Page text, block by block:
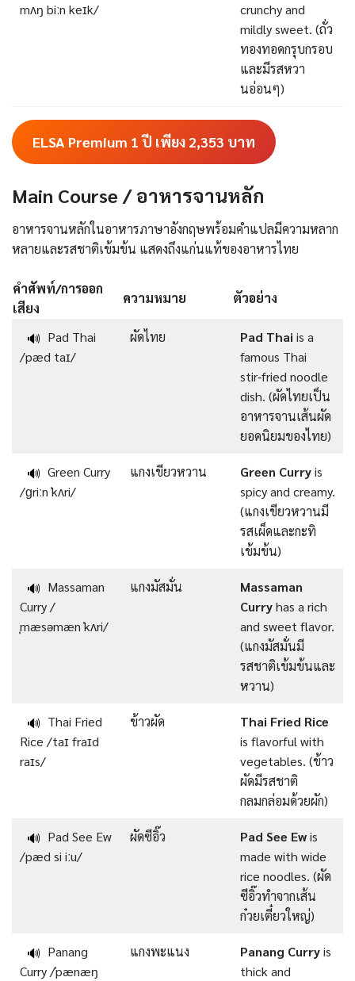
mʌŋ biːn keɪk/
crunchy and
mildly sweet. (ถั่ว
ทองทอดกรุบกรอบ
และมีรสหวา
นอ่อนๆ)
ELSA Premium 1 ปี เพียง 2,353 บาท
Main Course / อาหารจานหลัก
อาหารจานหลักในอาหารภาษาอังกฤษพร้อมคําแปลมีความหลาก
หลายและรสชาติเข้มข้น แสดงถึงแก่นแท้ของอาหารไทย
คำศัพท์/การออก
เสียง
ความหมาย ตัวอย่าง
🔊 Pad Thai
/pæd taɪ/
ผัดไทย Pad Thai is a
famous Thai
stir‑fried noodle
dish. (ผัดไทยเป็น
อาหารจานเส้นผัด
ยอดนิยมของไทย)
🔊 Green Curry
/ɡriːn ˈkʌri/
แกงเขียวหวาน Green Curryis
spicy and creamy.
(แกงเขียวหวานมี
รสเผ็ดและกะทิ
เข้มข้น)
🔊 Massaman
Curry /
ˌmæsəmæn ˈkʌri/
แกงมัสมั่น
Massaman
Curryhas a rich
and sweet flavor.
(แกงมัสมั่นมี
รสชาติเข้มข้นและ
หวาน)
🔊 Thai Fried
Rice /taɪ fraɪd
raɪs/
ข้าวผัด
Thai Fried Rice
is flavorful with
vegetables. (ข้าว
ผัดมีรสชาติ
กลมกล่อมด้วยผัก)
🔊 Pad See Ew
/pæd si iːu/
ผัดซีอิ๊ว Pad See Ewis
made with wide
rice noodles. (ผัด
ซีอิ๊วทำจากเส้น
ก๋วยเตี๋ยวใหญ่)
🔊 Panang
Curry /ˈpænæŋ
แกงพะแนง Panang Curryis
thick and